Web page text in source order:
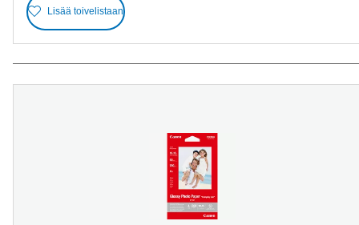
Lisää toivelistaan